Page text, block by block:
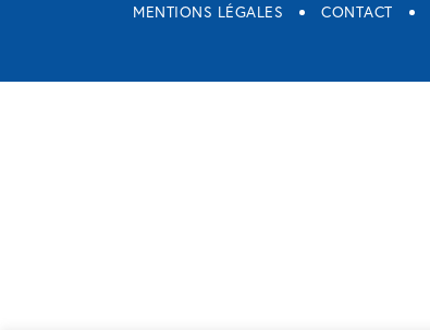
MENTIONS LÉGALES CONTACT